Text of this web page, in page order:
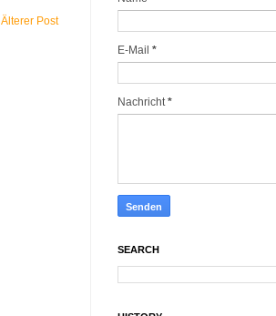
Älterer Post
E-Mail *
Nachricht*
SEARCH